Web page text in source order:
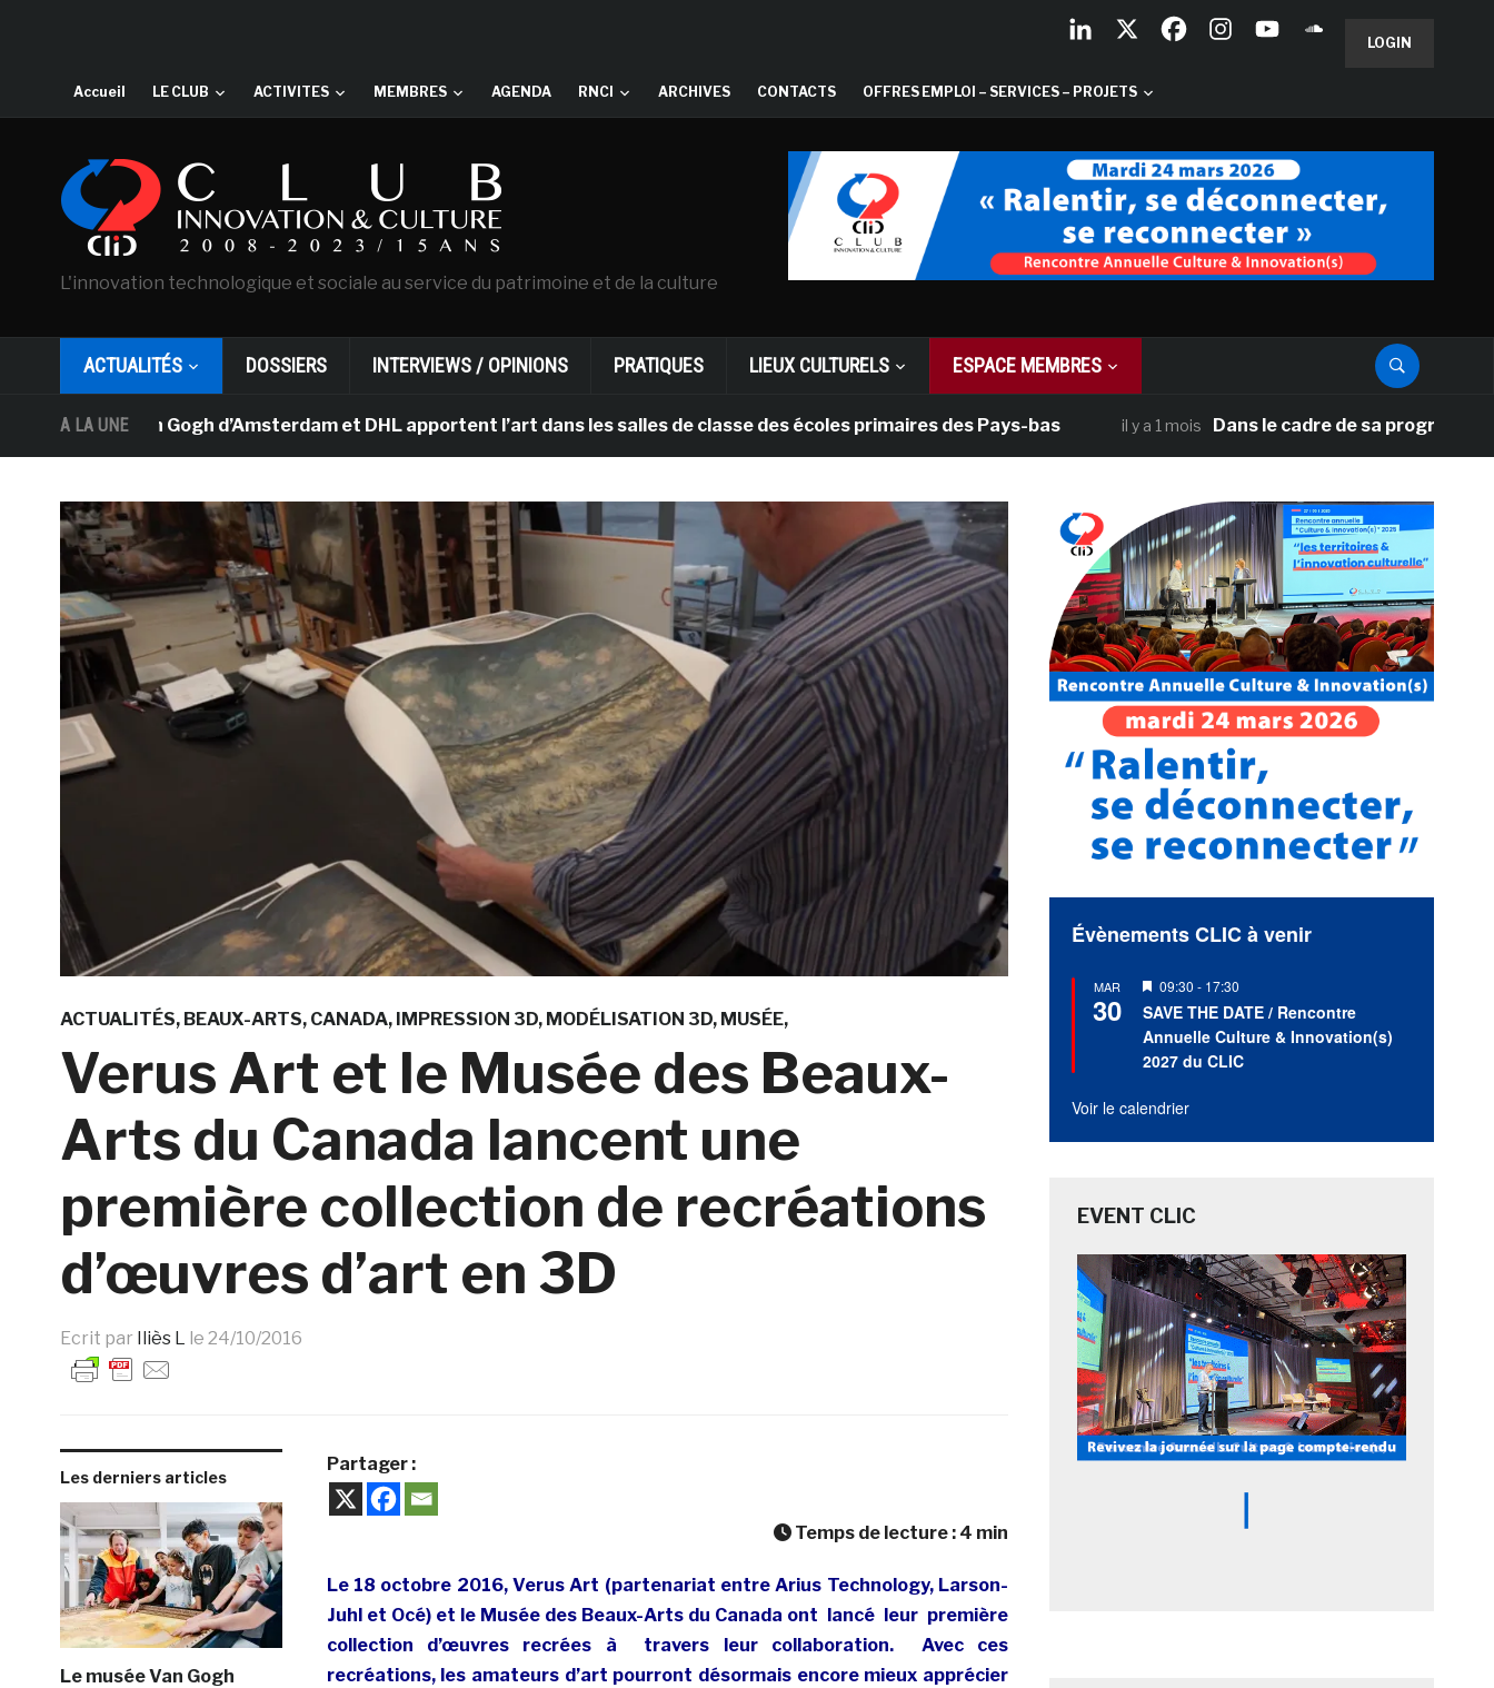
LOGIN
Accueil LE CLUB ACTIVITES MEMBRES AGENDA RNCI ARCHIVES CONTACTS OFFRES EMPLOI – SERVICES – PROJETS
L'innovation technologique et sociale au service du patrimoine et de la culture
ACTUALITÉS DOSSIERS INTERVIEWS / OPINIONS PRATIQUES LIEUX CULTURELS ESPACE MEMBRES
A LA UNE
Van Gogh d’Amsterdam et DHL apportent l’art dans les salles de classe des écoles primaires des Pays-bas il y a 1 mois Dans le cadre de sa programmation
ACTUALITÉS BEAUX-ARTS CANADA IMPRESSION 3D MODÉLISATION 3D MUSÉE
Verus Art et le Musée des Beaux-
Arts du Canada lancent une
première collection de recréations
d’œuvres d’art en 3D
Ecrit par Iliès L le 24/10/2016
Les derniers articles
Le musée Van Gogh
Partager :
Temps de lecture : 4 min
Le 18 octobre 2016, Verus Art (partenariat entre Arius Technology, Larson-
Juhl et Océ) et le Musée des Beaux-Arts du Canada ont lancé leur première
collection d’œuvres recrées à travers leur collaboration. Avec ces
recréations, les amateurs d’art pourront désormais encore mieux apprécier
Évènements CLIC à venir
MAR
30
Mis
en
avant
09:30 - 17:30
SAVE THE DATE / Rencontre
Annuelle Culture & Innovation(s)
2027 du CLIC
Voir le calendrier
EVENT CLIC